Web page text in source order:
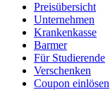
Preisübersicht
Unternehmen
Krankenkasse
Barmer
Für Studierende
Ver­schen­ken
Coupon einlösen